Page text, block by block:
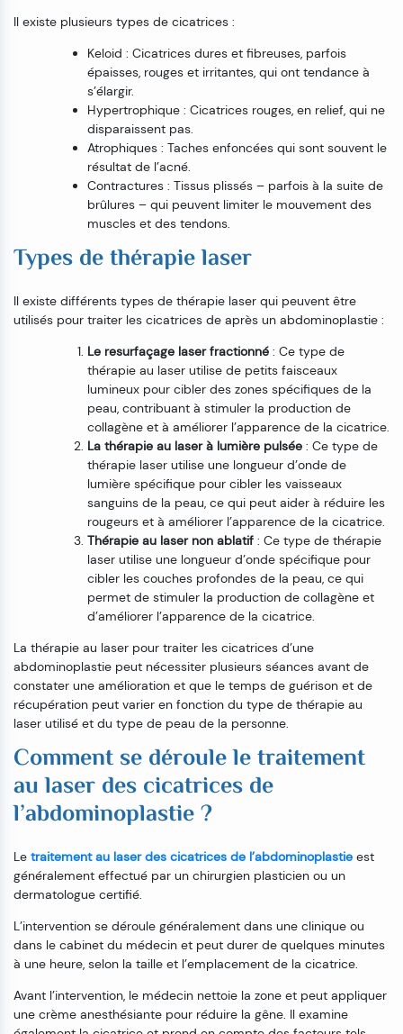
Il existe plusieurs types de cicatrices :
Keloid : Cicatrices dures et fibreuses, parfois
épaisses, rouges et irritantes, qui ont tendance à
s’élargir.
Hypertrophique : Cicatrices rouges, en relief, qui ne
disparaissent pas.
Atrophiques : Taches enfoncées qui sont souvent le
résultat de l’acné.
Contractures : Tissus plissés – parfois à la suite de
brûlures – qui peuvent limiter le mouvement des
muscles et des tendons.
Types de thérapie laser
Il existe différents types de thérapie laser qui peuvent être
utilisés pour traiter les cicatrices de après un abdominoplastie :
Le resurfaçage laser fractionné : Ce type de
thérapie au laser utilise de petits faisceaux
lumineux pour cibler des zones spécifiques de la
peau, contribuant à stimuler la production de
collagène et à améliorer l’apparence de la cicatrice.
La thérapie au laser à lumière pulsée : Ce type de
thérapie laser utilise une longueur d’onde de
lumière spécifique pour cibler les vaisseaux
sanguins de la peau, ce qui peut aider à réduire les
rougeurs et à améliorer l’apparence de la cicatrice.
Thérapie au laser non ablatif : Ce type de thérapie
laser utilise une longueur d’onde spécifique pour
cibler les couches profondes de la peau, ce qui
permet de stimuler la production de collagène et
d’améliorer l’apparence de la cicatrice.
La thérapie au laser pour traiter les cicatrices d’une
abdominoplastie peut nécessiter plusieurs séances avant de
constater une amélioration et que le temps de guérison et de
récupération peut varier en fonction du type de thérapie au
laser utilisé et du type de peau de la personne.
Comment se déroule le traitement
au laser des cicatrices de
l’abdominoplastie ?
Le traitement au laser des cicatrices de l’abdominoplastie est
généralement effectué par un chirurgien plasticien ou un
dermatologue certifié.
L’intervention se déroule généralement dans une clinique ou
dans le cabinet du médecin et peut durer de quelques minutes
à une heure, selon la taille et l’emplacement de la cicatrice.
Avant l’intervention, le médecin nettoie la zone et peut appliquer
une crème anesthésiante pour réduire la gêne. Il examine